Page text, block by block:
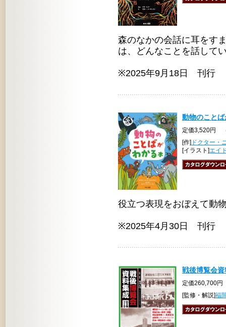
森のなかの会話に耳をす
は、どんなことを話して
※2025年9月18日 刊行
動物のこと
定価3,520円
[作] ドクター・
[イラスト]エイ
役立つ表現をおぼえて動
※2025年4月30日 刊行
戦後博覧会
定価260,700
[監修・解説]福